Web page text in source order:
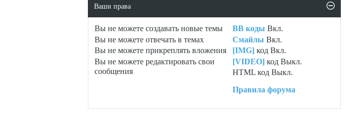
Ваши права
Вы не можете создавать новые темы
Вы не можете отвечать в темах
Вы не можете прикреплять вложения
Вы не можете редактировать свои
сообщения
BB коды Вкл.
Смайлы Вкл.
[IMG] кодВкл.
[VIDEO] кодВыкл.
HTML кодВыкл.
Правила форума